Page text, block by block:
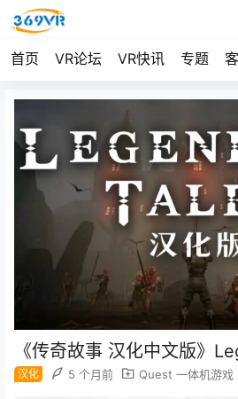
首页 VR论坛 VR快讯 专题
《传奇故事 汉化中文版》
汉化 5 个月前 Quest 一体机游戏